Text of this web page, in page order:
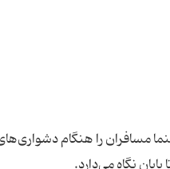
مسافران را هنگام